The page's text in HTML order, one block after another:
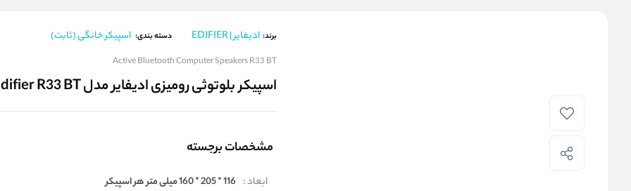
برند: ادیفایر | EDIFIER دسته بندی: اسپیکر خانگی (ثابت)
Active Bluetooth Computer Speakers R33 BT
اسپیکر بلوتوثی رومیزی ادیفایر مدل Speaker Bluetooth Edifier R33 BT
مشخصات برجسته
ابعاد : 116 * 205 * 160 میلی متر هر اسپیکر